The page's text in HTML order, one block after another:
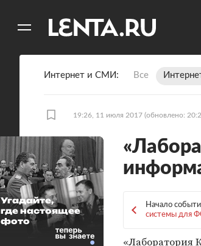
Интернет и СМИ Все
19:26, 11 июля 2017 (обновлено:
Начало
системы для
«Лаборатория
Угадайте,
где настоящее
фото